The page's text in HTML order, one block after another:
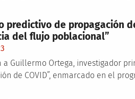
predictivo de propagación
del flujo poblacional”
a Guillermo Ortega, investigador
de COVID”, enmarcado en el